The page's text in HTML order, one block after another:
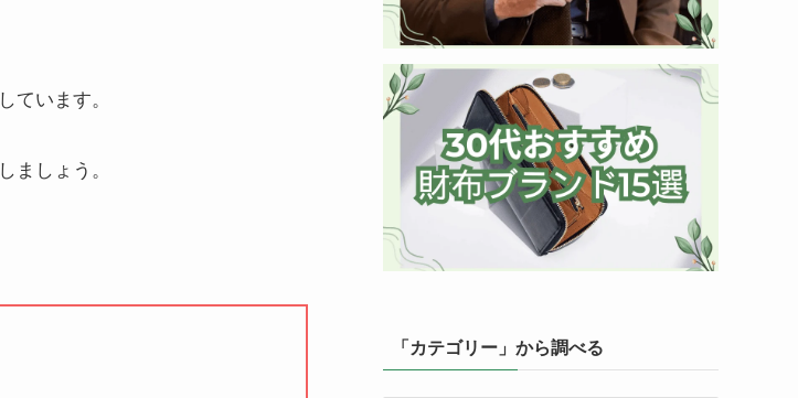
しています。
しましょう。
「カテゴリー」から調べる